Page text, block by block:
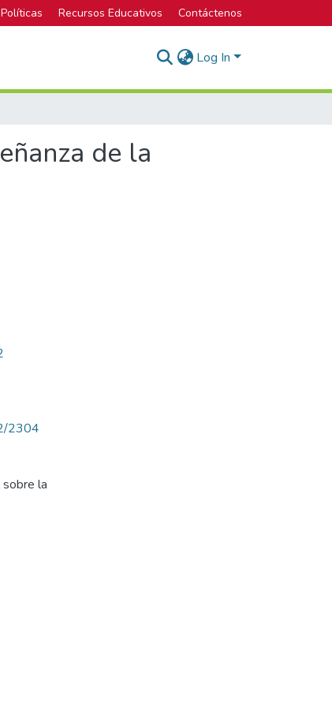
Políticas Recursos Educativos Contáctenos
Log In
de la
2304
la